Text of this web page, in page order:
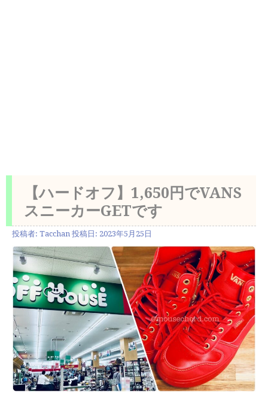
【ハードオフ】1,650円でVANS
スニーカーGETです
投稿者: Tacchan 投稿日: 2023年5月25日